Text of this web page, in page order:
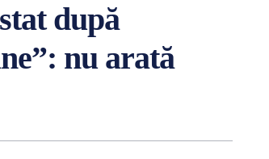
după
nu arată